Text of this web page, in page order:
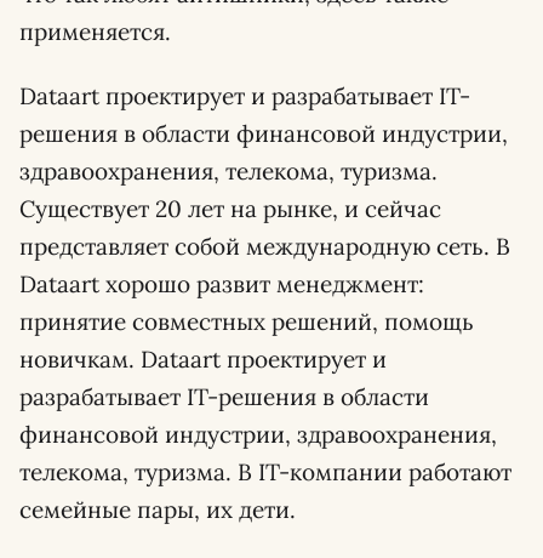
применяется.
Dataart проектирует и разрабатывает IT-
решения в области финансовой индустрии,
здравоохранения, телекома, туризма.
Существует 20 лет на рынке, и сейчас
представляет собой международную сеть. В
Dataart хорошо развит менеджмент:
принятие совместных решений, помощь
новичкам. Dataart проектирует и
разрабатывает IT-решения в области
финансовой индустрии, здравоохранения,
телекома, туризма. В IT-компании работают
семейные пары, их дети.